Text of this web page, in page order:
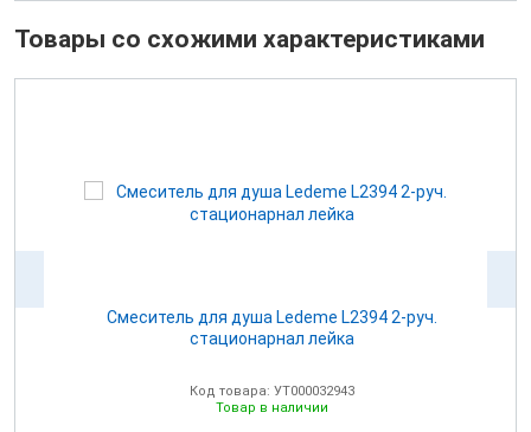
Товары со схожими характеристиками
Cмеситель для душа Ledeme L2394 2-руч.
стационарнал лейка
Код товара: УТ000032943
Товар в наличии